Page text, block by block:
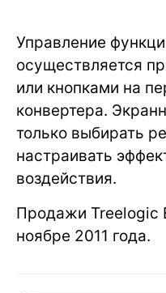
Управление
осуществляется
или кнопками на
конвертера.
только выбирать
настраивать
воздействия.
Продажи Treelogic
ноябре 2011 года.